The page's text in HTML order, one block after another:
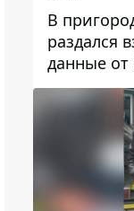
В
раздался
данные